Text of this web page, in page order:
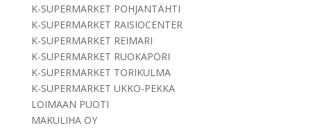
K-SUPERMARKET POHJANTÄHTI
K-SUPERMARKET RAISIOCENTER
K-SUPERMARKET REIMARI
K-SUPERMARKET RUOKAPORI
K-SUPERMARKET TORIKULMA
K-SUPERMARKET UKKO-PEKKA
LOIMAAN PUOTI
MAKULIHA OY